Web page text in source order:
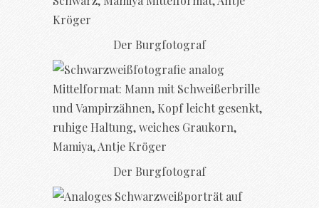
Der Burgfotograf
Der Burgfotograf